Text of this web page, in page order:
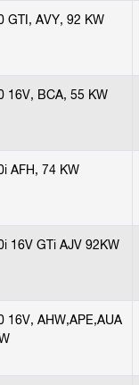
GTI, AVY, 92 KW
16V, BCA, 55 KW
AFH, 74 KW
16V GTi AJV 92KW
16V, AHW,APE,AUA